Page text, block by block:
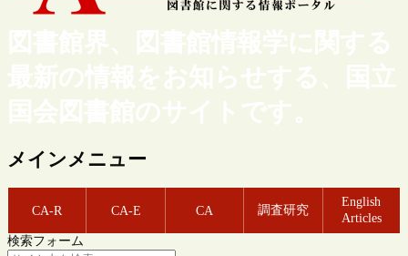
図書館界、図書館情報学に関する
最新の情報をお知らせする、国立
国会図書館のサイトです。
メインメニュー
CA-R CA-E CA 調査研究
English
Articles
検索フォーム